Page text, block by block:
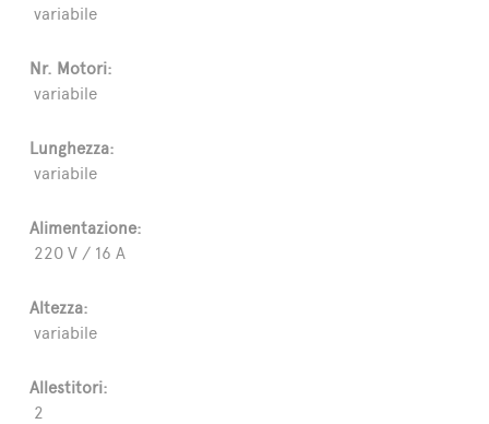
variabile
Nr. Motori:
variabile
Lunghezza:
variabile
Alimentazione:
220 V / 16 A
Altezza:
variabile
Allestitori:
2